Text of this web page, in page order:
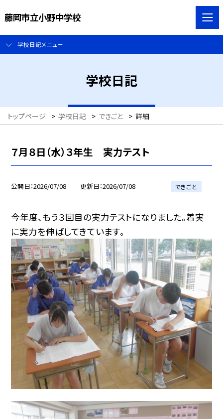
藤岡市立小野中学校
学校日記メニュー
学校日記
トップページ > 学校日記 > できごと > 詳細
７月８日（水）３年生 実力テスト
公開日 2026/07/08 更新日 2026/07/08 できごと
今年度、もう３回目の実力テストになりました。着実
に実力を伸ばしてきています。